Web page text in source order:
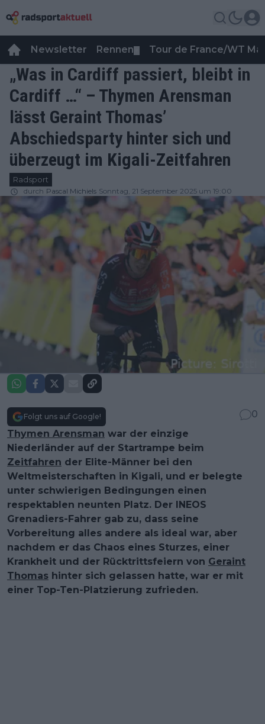
Newsletter Rennen Tour de France/WT
„Was in Cardiff passiert, bleibt in
Cardiff …“ – Thymen Arensman
lässt Geraint Thomas’
Abschiedsparty hinter sich und
überzeugt im Kigali-Zeitfahren
Radsport
durch Pascal Michiels Sonntag, 21 September 2025 um 19:00
Folgt uns auf Google!
0
Thymen Arensman war der einzige
Niederländer auf der Startrampe beim
Zeitfahren der Elite-Männer bei den
Weltmeisterschaften in Kigali, und er belegte
unter schwierigen Bedingungen einen
respektablen neunten Platz. Der INEOS
Grenadiers-Fahrer gab zu, dass seine
Vorbereitung alles andere als ideal war, aber
nachdem er das Chaos eines Sturzes, einer
Krankheit und der Rücktrittsfeiern von Geraint
Thomas hinter sich gelassen hatte, war er mit
einer Top-Ten-Platzierung zufrieden.